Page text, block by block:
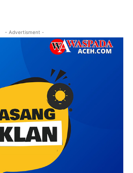
- Advertisment -